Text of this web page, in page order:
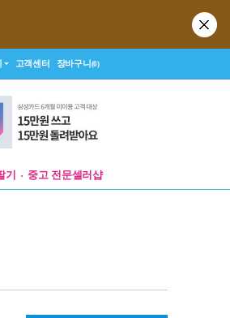
고객센터 장바구니(0)
기 중고 전문셀러샵